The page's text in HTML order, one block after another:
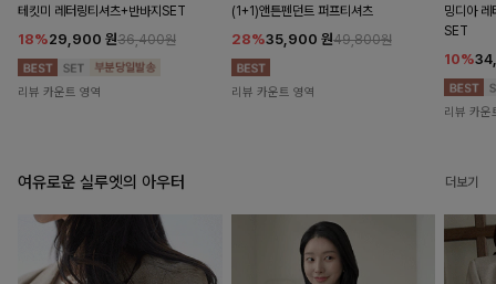
테킷미 레터링티셔츠+반바지SET
18%29,900 원36,400원
리뷰 카운트 영역
(1+1)앤튼펜던트 퍼프티셔츠
28%35,900 원49,800원
리뷰 카운트 영역
밍디아 레
SET
10%
리뷰 카운
여유로운 실루엣의 아우터 더보기